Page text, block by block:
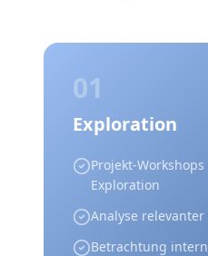
01
Exploration
Projekt-
Exploration
Analyse
Betrachtung